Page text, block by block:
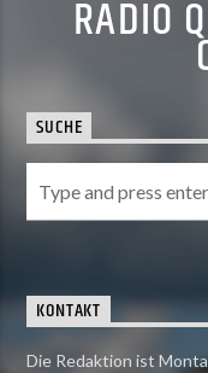
RADIO
SUCHE
KONTAKT
Die Redaktion ist